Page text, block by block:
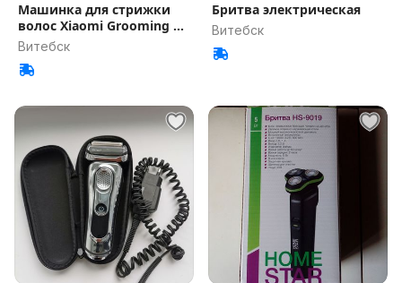
Машинка для стрижки
волос Xiaomi Grooming Kit
Pro
Витебск
Бритва электрическая
Витебск